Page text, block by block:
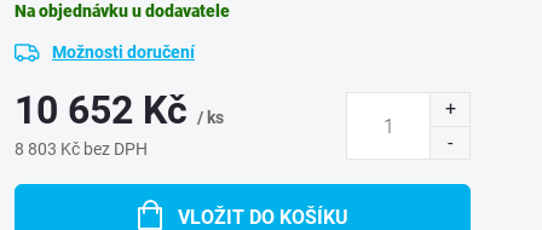
Na objednávku u dodavatele
Možnosti doručení
10 652 Kč / ks
8 803 Kč bez DPH
VLOŽIT DO KOŠÍKU